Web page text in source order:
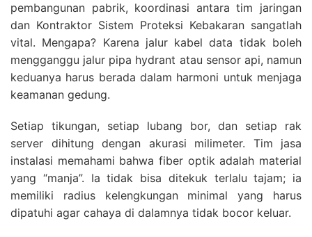
pembangunan pabrik, koordinasi antara tim jaringan
dan Kontraktor Sistem Proteksi Kebakaran sangatlah
vital. Mengapa? Karena jalur kabel data tidak boleh
mengganggu jalur pipa hydrant atau sensor api, namun
keduanya harus berada dalam harmoni untuk menjaga
keamanan gedung.
Setiap tikungan, setiap lubang bor, dan setiap rak
server dihitung dengan akurasi milimeter. Tim jasa
instalasi memahami bahwa fiber optik adalah material
yang “manja”. Ia tidak bisa ditekuk terlalu tajam; ia
memiliki radius kelengkungan minimal yang harus
dipatuhi agar cahaya di dalamnya tidak bocor keluar.